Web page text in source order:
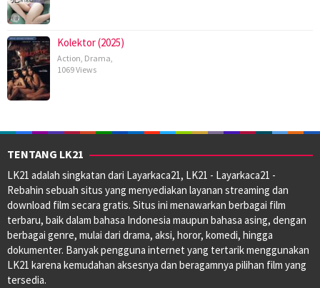
Kolektor (2025)
Action, Drama,
1069 Views
TENTANG LK21
LK21 adalah singkatan dari Layarkaca21, LK21 - Layarkaca21 -
Rebahin sebuah situs yang menyediakan layanan streaming dan
download film secara gratis. Situs ini menawarkan berbagai film
terbaru, baik dalam bahasa Indonesia maupun bahasa asing, dengan
berbagai genre, mulai dari drama, aksi, horor, komedi, hingga
dokumenter. Banyak pengguna internet yang tertarik menggunakan
LK21 karena kemudahan aksesnya dan beragamnya pilihan film yang
tersedia.